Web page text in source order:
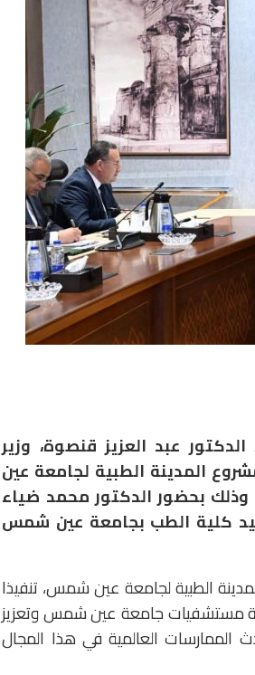
عبد العزيز قنصوة، وزير
المدينة الطبية لجامعة عين
وذلك بحضور الدكتور محمد ضياء
كلية الطب بجامعة عين شمس
الطبية لجامعة عين شمس، تنفيذا
مستشفيات جامعة عين شمس وتعزيز
العالمية في هذا المجال